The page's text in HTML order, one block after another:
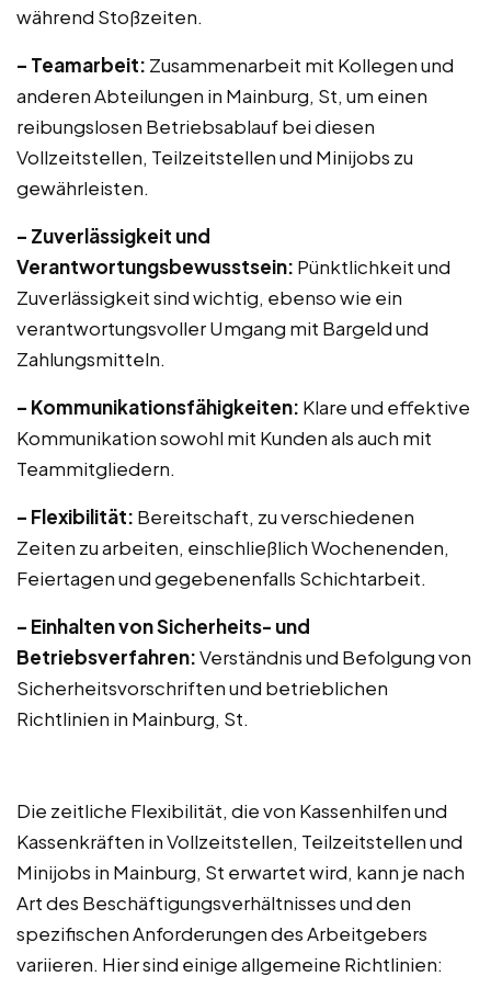
während Stoßzeiten.
– Teamarbeit: Zusammenarbeit mit Kollegen und
anderen Abteilungen in Mainburg, St, um einen
reibungslosen Betriebsablauf bei diesen
Vollzeitstellen, Teilzeitstellen und Minijobs zu
gewährleisten.
– Zuverlässigkeit und
Verantwortungsbewusstsein: Pünktlichkeit und
Zuverlässigkeit sind wichtig, ebenso wie ein
verantwortungsvoller Umgang mit Bargeld und
Zahlungsmitteln.
– Kommunikationsfähigkeiten: Klare und effektive
Kommunikation sowohl mit Kunden als auch mit
Teammitgliedern.
– Flexibilität: Bereitschaft, zu verschiedenen
Zeiten zu arbeiten, einschließlich Wochenenden,
Feiertagen und gegebenenfalls Schichtarbeit.
– Einhalten von Sicherheits- und
Betriebsverfahren:Verständnis und Befolgung von
Sicherheitsvorschriften und betrieblichen
Richtlinien in Mainburg, St.
Die zeitliche Flexibilität, die von Kassenhilfen und
Kassenkräften in Vollzeitstellen, Teilzeitstellen und
Minijobs in Mainburg, St erwartet wird, kann je nach
Art des Beschäftigungsverhältnisses und den
spezifischen Anforderungen des Arbeitgebers
variieren. Hier sind einige allgemeine Richtlinien: